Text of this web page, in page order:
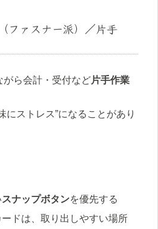
ファスナー派）／片手
がら会計・受付など片手作業
にストレス”になることがあり
スナップボタンを優先する
ドは、取り出しやすい場所